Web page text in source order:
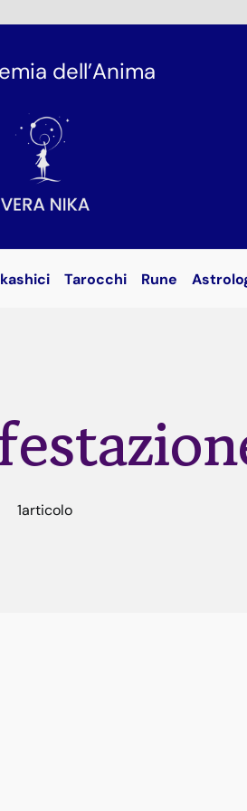
dell’Anima
Tarocchi Rune
1articolo